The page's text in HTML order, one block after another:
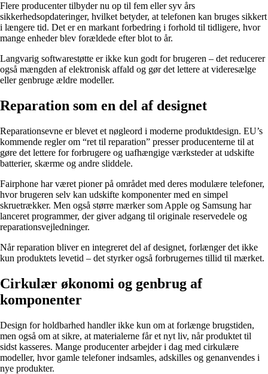
Flere producenter tilbyder nu op til fem eller syv års
sikkerhedsopdateringer, hvilket betyder, at telefonen kan bruges sikkert
i længere tid. Det er en markant forbedring i forhold til tidligere, hvor
mange enheder blev forældede efter blot to år.
Langvarig softwarestøtte er ikke kun godt for brugeren – det reducerer
også mængden af elektronisk affald og gør det lettere at videresælge
eller genbruge ældre modeller.
Reparation som en del af designet
Reparationsevne er blevet et nøgleord i moderne produktdesign. EU’s
kommende regler om “ret til reparation” presser producenterne til at
gøre det lettere for forbrugere og uafhængige værksteder at udskifte
batterier, skærme og andre sliddele.
Fairphone har været pioner på området med deres modulære telefoner,
hvor brugeren selv kan udskifte komponenter med en simpel
skruetrækker. Men også større mærker som Apple og Samsung har
lanceret programmer, der giver adgang til originale reservedele og
reparationsvejledninger.
Når reparation bliver en integreret del af designet, forlænger det ikke
kun produktets levetid – det styrker også forbrugernes tillid til mærket.
Cirkulær økonomi og genbrug af
komponenter
Design for holdbarhed handler ikke kun om at forlænge brugstiden,
men også om at sikre, at materialerne får et nyt liv, når produktet til
sidst kasseres. Mange producenter arbejder i dag med cirkulære
modeller, hvor gamle telefoner indsamles, adskilles og genanvendes i
nye produkter.